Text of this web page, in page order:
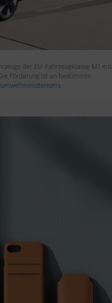
der EU-Fahrzeugklasse M1 mit
Förderung ist an bestimmte